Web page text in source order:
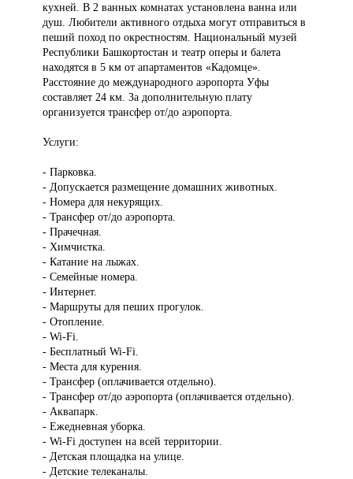
кухней. В 2 ванных комнатах установлена ванна или
душ. Любители активного отдыха могут отправиться в
пеший поход по окрестностям. Национальный музей
Республики Башкортостан и театр оперы и балета
находятся в 5 км от апартаментов «Кадомце».
Расстояние до международного аэропорта Уфы
составляет 24 км. За дополнительную плату
организуется трансфер от/до аэропорта.
Услуги:
- Парковка.
- Допускается размещение домашних животных.
- Номера для некурящих.
- Трансфер от/до аэропорта.
- Прачечная.
- Химчистка.
- Катание на лыжах.
- Семейные номера.
- Интернет.
- Маршруты для пеших прогулок.
- Отопление.
- Wi-Fi.
- Бесплатный Wi-Fi.
- Места для курения.
- Трансфер (оплачивается отдельно).
- Трансфер от/до аэропорта (оплачивается отдельно).
- Аквапарк.
- Ежедневная уборка.
- Wi-Fi доступен на всей территории.
- Детская площадка на улице.
- Детские телеканалы.